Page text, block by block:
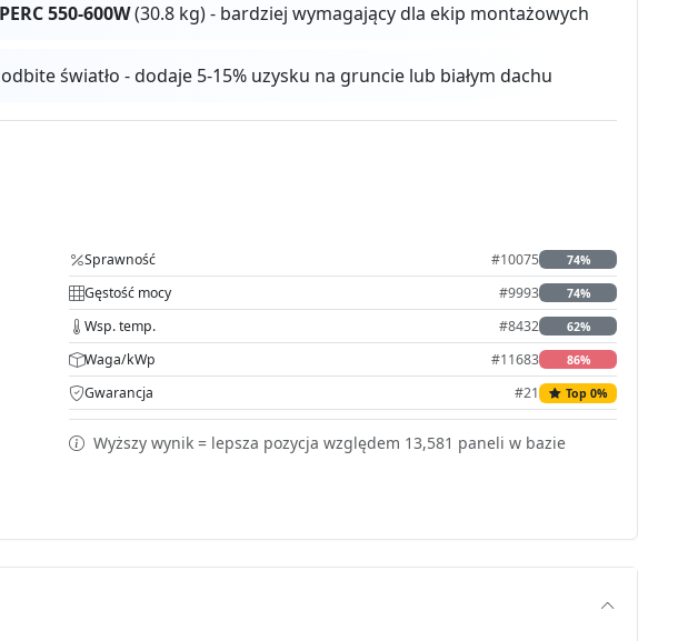
PERC 550-600W(30.8 kg) - bardziej wymagający dla ekip montażowych
światło - dodaje 5-15% uzysku na gruncie lub białym dachu
Sprawność #10075 74%
Gęstość mocy #9993 74%
Wsp. temp. #8432 62%
Waga/kWp #11683 86%
Gwarancja #21 Top 0%
Wyższy wynik = lepsza pozycja względem 13,581 paneli w bazie